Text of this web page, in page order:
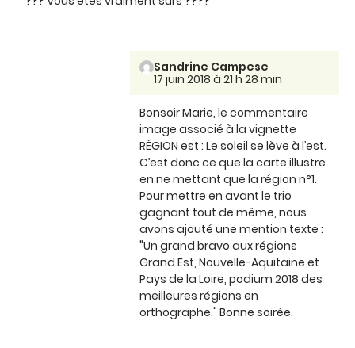
Sandrine Campese
17 juin 2018 à 21 h 28 min
Bonsoir Marie, le commentaire
image associé à la vignette
RÉGION est : Le soleil se lève à l’est.
C’est donc ce que la carte illustre
en ne mettant que la région n°1.
Pour mettre en avant le trio
gagnant tout de même, nous
avons ajouté une mention texte :
"Un grand bravo aux régions
Grand Est, Nouvelle-Aquitaine et
Pays de la Loire, podium 2018 des
meilleures régions en
orthographe." Bonne soirée.